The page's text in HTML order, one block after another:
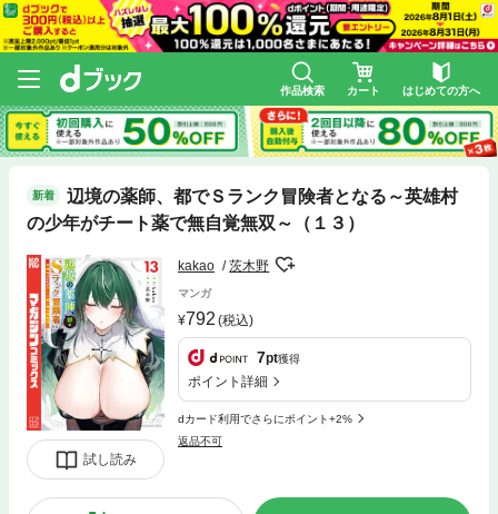
作品検索 カート はじめての方へ
新着
辺境の薬師、都でＳランク冒険者となる～英雄村
の少年がチート薬で無自覚無双～（１３）
試し読み
kakao 茨木野
マンガ
792 (税込)
7pt獲得
ポイント詳細
dカード利用でさらにポイント+2%
返品不可